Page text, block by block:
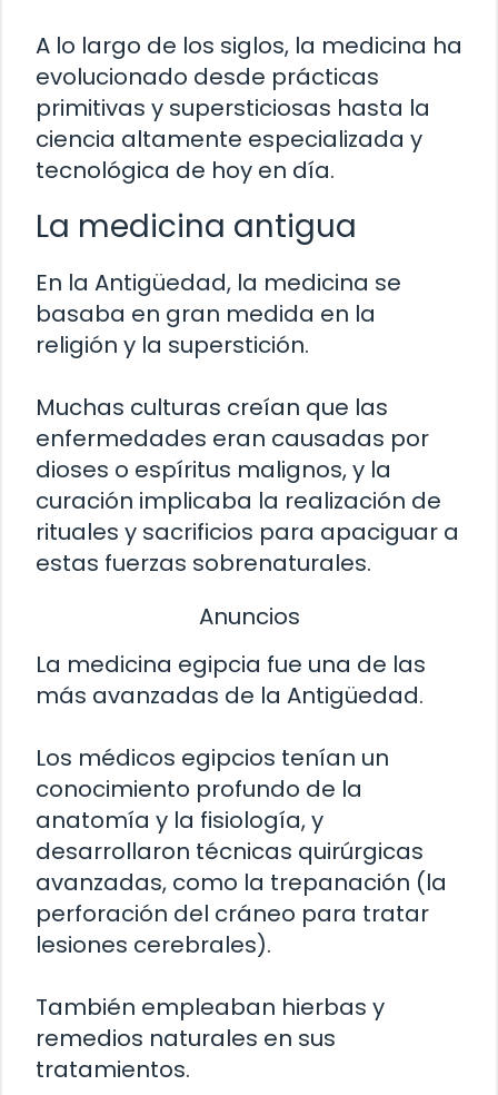
A lo largo de los siglos, la medicina ha
evolucionado desde prácticas
primitivas y supersticiosas hasta la
ciencia altamente especializada y
tecnológica de hoy en día.
La medicina antigua
En la Antigüedad, la medicina se
basaba en gran medida en la
religión y la superstición.
Muchas culturas creían que las
enfermedades eran causadas por
dioses o espíritus malignos, y la
curación implicaba la realización de
rituales y sacrificios para apaciguar a
estas fuerzas sobrenaturales.
Anuncios
La medicina egipcia fue una de las
más avanzadas de la Antigüedad.
Los médicos egipcios tenían un
conocimiento profundo de la
anatomía y la fisiología, y
desarrollaron técnicas quirúrgicas
avanzadas, como la trepanación (la
perforación del cráneo para tratar
lesiones cerebrales).
También empleaban hierbas y
remedios naturales en sus
tratamientos.